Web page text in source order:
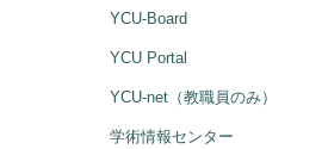
YCU-Board
YCU Portal
YCU-net（教職員のみ）
学術情報センター